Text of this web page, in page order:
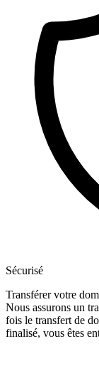
Sécurisé
Transférer votre
Nous assurons un
fois le transfert de
finalisé, vous êtes